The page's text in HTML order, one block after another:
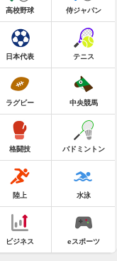
高校野球 侍ジャパン
日本代表 テニス
ラグビー 中央競馬
格闘技 バドミントン
陸上 水泳
ビジネス eスポーツ